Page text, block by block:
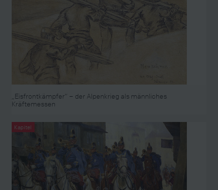
„Eisfrontkämpfer“ – der Alpenkrieg als männliches
Kräftemessen
Kapitel